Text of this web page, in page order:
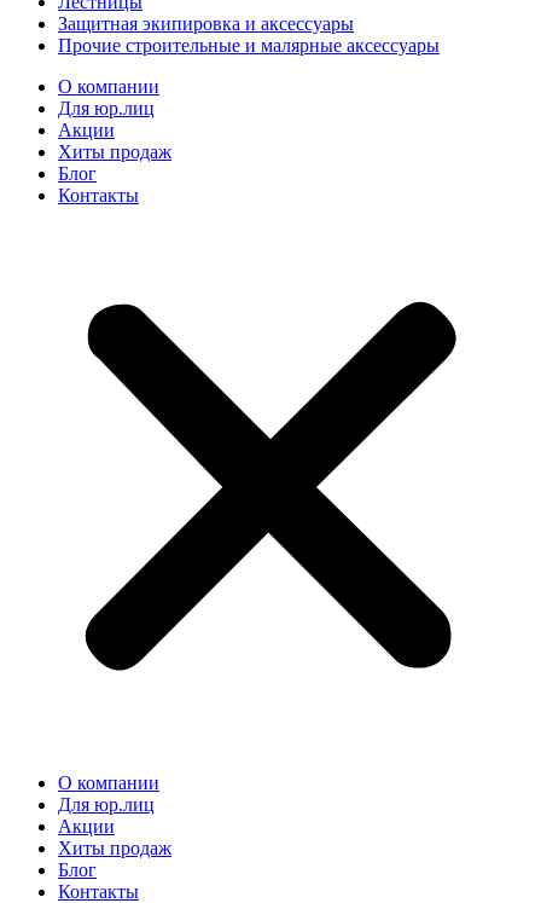
Защитная экипировка и аксессуары
Прочие строительные и малярные аксессуары
О компании
Для юр.лиц
Акции
Хиты продаж
Блог
Контакты
О компании
Для юр.лиц
Акции
Хиты продаж
Блог
Контакты